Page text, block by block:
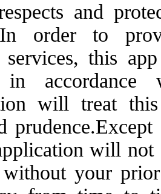
and
order to
services, this
in
will treat
prudence.Except
will
your prior